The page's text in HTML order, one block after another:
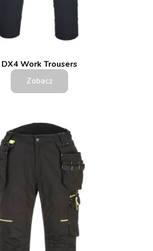
DX4 Work Trousers
Zobacz